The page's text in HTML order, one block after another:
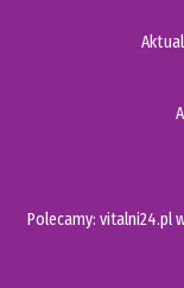
Polecamy: vitalni24.pl